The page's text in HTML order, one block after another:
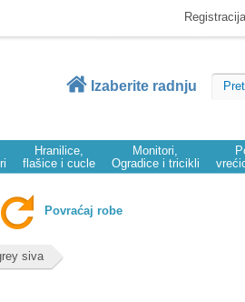
Registracija
Izaberite radnju
Hranilice,
flašice i cucle
Monitori,
Ogradice i tricikli
Povraćaj robe
siva